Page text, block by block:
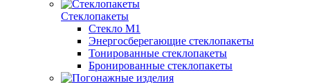
Стеклопакеты
Стекло М1
Энергосберегающие стеклопакеты
Тонированные стеклопакеты
Бронированные стеклопакеты